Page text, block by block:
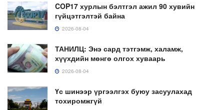
COP17 хурлын бэлтгэл ажил 90 хувийн
гүйцэтгэлтэй байна
2026-08-04
ТАНИЛЦ: Энэ сард тэтгэмж, халамж,
хүүхдийн мөнгө олгох хуваарь
2026-08-04
Үс шинээр үргээлгэх буюу засуулахад
тохиромжгүй